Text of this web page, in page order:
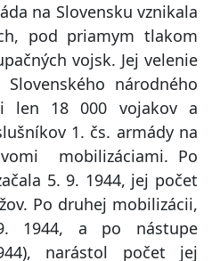
na Slovensku vznikala
pod priamym tlakom
vojsk. Jej velenie
národného
len 18 000 vojakov a
1. čs. armády na
mobilizáciami. Po
5. 9. 1944, jej počet
Po druhej mobilizácii,
1944, a po nástupe
narástol počet jej